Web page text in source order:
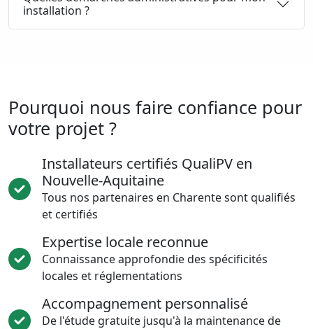
installation ?
Pourquoi nous faire confiance pour
votre projet ?
Installateurs certifiés QualiPV en
Nouvelle-Aquitaine
Tous nos partenaires en Charente sont qualifiés
et certifiés
Expertise locale reconnue
Connaissance approfondie des spécificités
locales et réglementations
Accompagnement personnalisé
De l'étude gratuite jusqu'à la maintenance de